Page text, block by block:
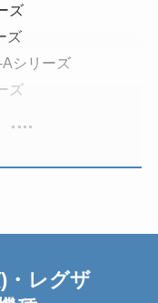
ズ
ズ
シリーズ
ズ
・レグザ